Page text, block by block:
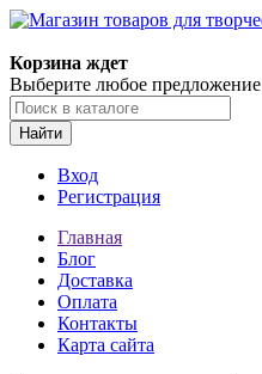
Корзина ждет
Выберите любое предложение
Найти
Вход
Регистрация
Главная
Блог
Доставка
Оплата
Контакты
Карта сайта